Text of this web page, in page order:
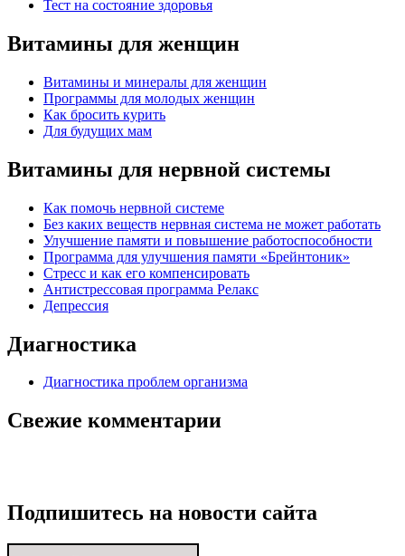
Тест на состояние здоровья
Витамины для женщин
Витамины и минералы для женщин
Программы для молодых женщин
Как бросить курить
Для будущих мам
Витамины для нервной системы
Как помочь нервной системе
Без каких веществ нервная система не может работать
Улучшение памяти и повышение работоспособности
Программа для улучшения памяти «Брейнтоник»
Стресс и как его компенсировать
Антистрессовая программа Релакс
Депрессия
Диагностика
Диагностика проблем организма
Свежие комментарии
Подпишитесь на новости сайта